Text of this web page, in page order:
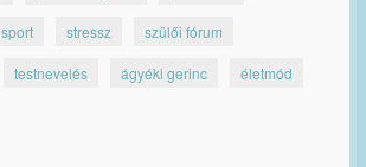
sport stressz szülői fórum
testnevelés ágyéki gerinc életmód